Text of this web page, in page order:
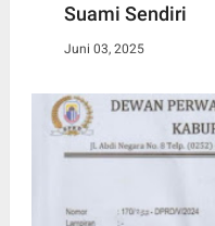
Suami Sendiri
Juni 03, 2025